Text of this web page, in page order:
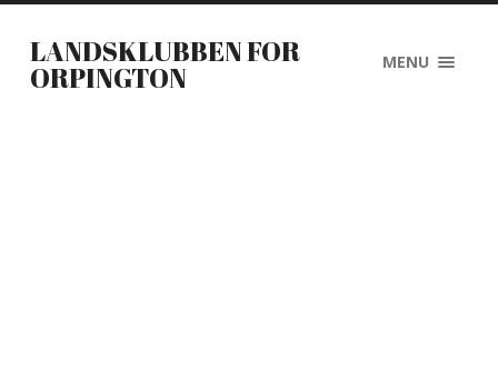
LANDSKLUBBEN FOR
ORPINGTON MENU